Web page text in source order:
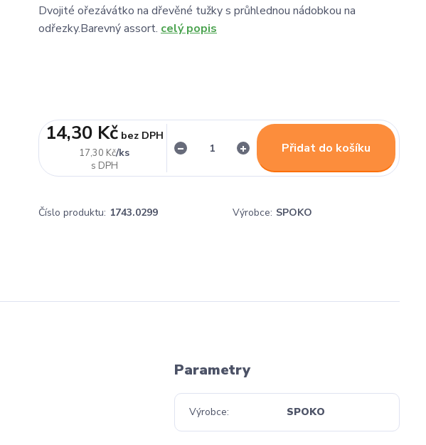
Dvojité ořezávátko na dřevěné tužky s průhlednou nádobkou na
odřezky.Barevný assort. celý popis
17,30 Kč/ks
14,30 Kč bez DPH
Přidat do košíku
Číslo produktu: 1743.0299 Výrobce: SPOKO
Parametry
Výrobce SPOKO